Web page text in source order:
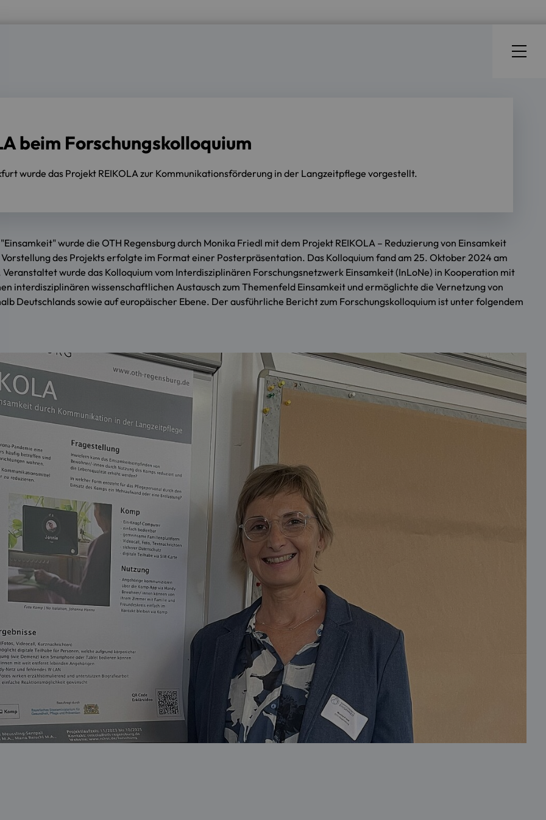
beim Forschungskolloquium
wurde das Projekt REIKOLA zur Kommunikationsförderung in der Langzeitpflege vorgestellt.
wurde die OTH Regensburg durch Monika Friedl mit dem Projekt REIKOLA – Reduzierung von Einsamkeit
des Projekts erfolgte im Format einer Posterpräsentation. Das Kolloquium fand am 25. Oktober 2024 am
wurde das Kolloquium vom Interdisziplinären Forschungsnetzwerk Einsamkeit (InLoNe) in Kooperation mit
interdisziplinären wissenschaftlichen Austausch zum Themenfeld Einsamkeit und ermöglichte die Vernetzung von
Deutschlands sowie auf europäischer Ebene. Der ausführliche Bericht zum Forschungskolloquium ist unter folgendem